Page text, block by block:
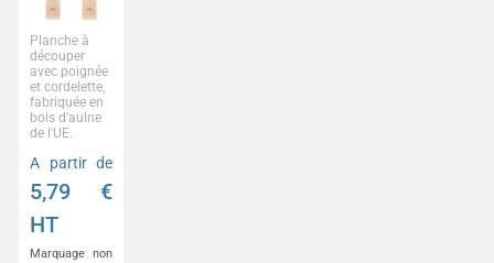
Planche à
découper
avec poignée
et cordelette,
fabriquée en
bois d'aulne
de l'UE.
A partir de
5,79 €
HT
Marquage non